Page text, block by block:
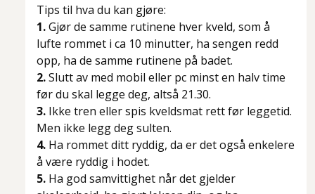
Tips til hva du kan gjøre:
1.Gjør de samme rutinene hver kveld, som å
lufte rommet i ca 10 minutter, ha sengen redd
opp, ha de samme rutinene på badet.
2.Slutt av med mobil eller pc minst en halv time
før du skal legge deg, altså 21.30.
3. Ikke tren eller spis kveldsmat rett før leggetid.
Men ikke legg deg sulten.
4. Ha rommet ditt ryddig, da er det også enkelere
å være ryddig i hodet.
5. Ha god samvittighet når det gjelder